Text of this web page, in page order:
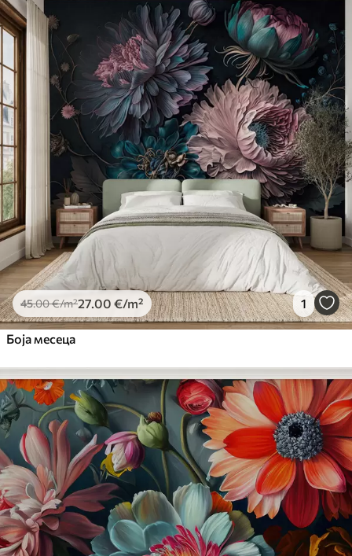
Доступни материјали
Standard
.0027.00 €/m²
Premium
.6734.00 €/m²
Premium Vinil
65.0039.00 €/m²
Peel and Stick
81.6749.00€/m²
45.00€/m²27 .00 €/m² 1
Боја месеца